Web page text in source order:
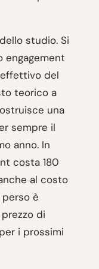
studio. Si
engagement
del
teorico a
una
sempre il
anno. In
costa 180
al costo
è
di
i prossimi